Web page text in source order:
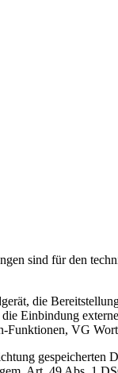
sind für den
die
Einbindung
Funktionen, VG
gespeicherten